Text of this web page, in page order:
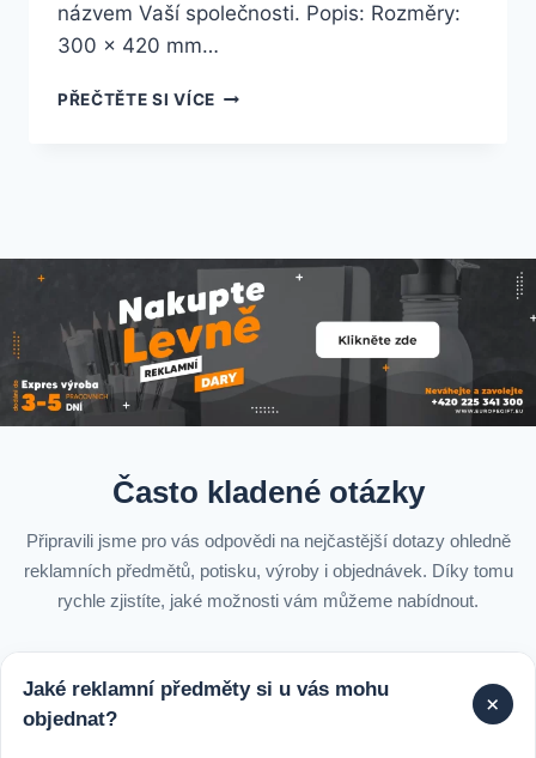
názvem Vaší společnosti. Popis: Rozměry:
300 x 420 mm…
PŘEČTĚTE SI VÍCE
Často kladené otázky
Připravili jsme pro vás odpovědi na nejčastější dotazy ohledně
reklamních předmětů, potisku, výroby i objednávek. Díky tomu
rychle zjistíte, jaké možnosti vám můžeme nabídnout.
Jaké reklamní předměty si u vás mohu
objednat?
+